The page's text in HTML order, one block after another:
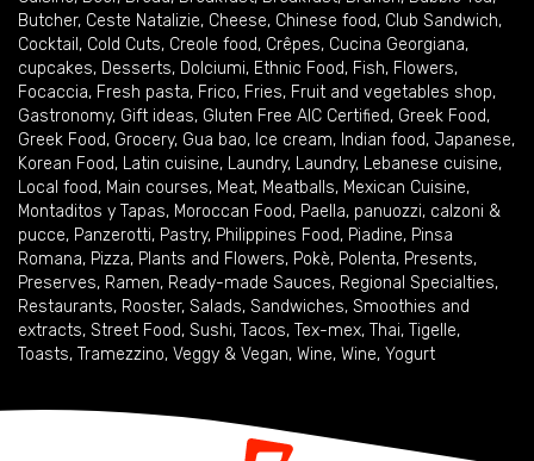
Butcher, Ceste Natalizie, Cheese, Chinese food, Club Sandwich,
Cocktail , Cold Cuts, Creole food, Crêpes, Cucina Georgiana,
cupcakes, Desserts, Dolciumi, Ethnic Food, Fish, Flowers,
Focaccia, Fresh pasta, Frico, Fries, Fruit and vegetables shop,
Gastronomy, Gift ideas, Gluten Free AIC Certified, Greek Food,
Greek Food, Grocery, Gua bao, Ice cream, Indian food, Japanese,
Korean Food, Latin cuisine, Laundry, Laundry, Lebanese cuisine,
Local food, Main courses, Meat, Meatballs, Mexican Cuisine,
Montaditos y Tapas, Moroccan Food, Paella, panuozzi, calzoni &
pucce, Panzerotti, Pastry, Philippines Food, Piadine, Pinsa
Romana, Pizza, Plants and Flowers, Pokè, Polenta, Presents,
Preserves, Ramen, Ready-made Sauces, Regional Specialties,
Restaurants, Rooster, Salads, Sandwiches, Smoothies and
extracts, Street Food, Sushi, Tacos, Tex-mex, Thai, Tigelle,
Toasts, Tramezzino, Veggy & Vegan, Wine, Wine, Yogurt